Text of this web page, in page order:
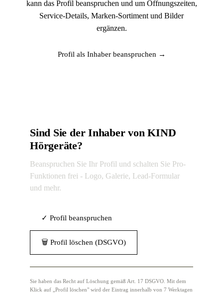
kann das Profil beanspruchen und um Öffnungszeiten,
Service-Details, Marken-Sortiment und Bilder
ergänzen.
Profil als Inhaber beanspruchen →
Sind Sie der Inhaber von KIND
Hörgeräte?
Beanspruchen Sie Ihr Profil und schalten Sie Pro-
Funktionen frei - Logo, Galerie, Lead-Formular
und mehr.
✓ Profil beanspruchen
🗑 Profil löschen (DSGVO)
Sie haben das Recht auf Löschung gemäß Art. 17 DSGVO. Mit dem
Klick auf „Profil löschen" wird der Eintrag innerhalb von 7 Werktagen